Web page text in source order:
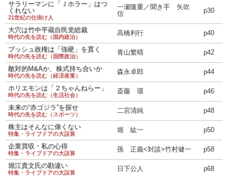
サラリーマンに「Ｊホラー」はつ
くれない
21世紀の仕掛け人
一瀬隆重／聞き手 矢吹
信
p30
大穴は竹中平蔵自民党総裁
時代の先を読む（国内政治） 高橋利行 p40
ブッシュ政権は「強硬」を貫く
時代の先を読む（国際政治） 青山繁晴 p42
敵対的M&Aか、株式持ち合いか
時代の先を読む（経済産業） 森永卓郎 p44
ホリエモンは「２ちゃんねらー」
時代の先を読む（生活社会） 斎藤 環 p46
未来の“赤ゴジラ”を探せ
時代の先を読む（スポーツ） 二宮清純 p48
株主はそんなに偉くない
特集・ライブドアの大誤算 堀 紘一 p50
企業買収・私の心得
特集・ライブドアの大誤算 孫 正義<対談>竹村健一 p58
堀江貴文氏の勘違い
特集・ライブドアの大誤算 日下公人 p68